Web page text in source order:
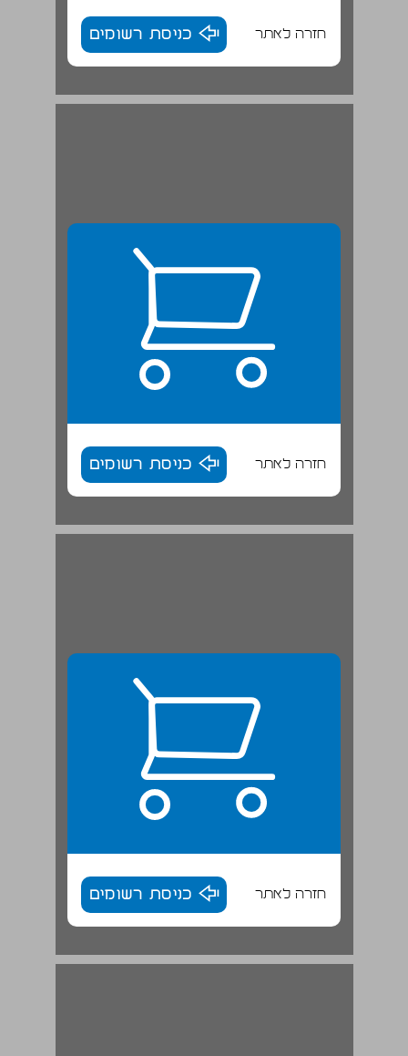
חזרה לאתר כניסת רשומים
חזרה לאתר כניסת רשומים
חזרה לאתר כניסת רשומים